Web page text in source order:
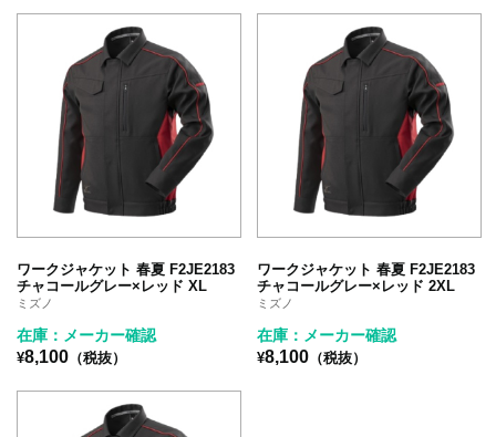
ワークジャケット 春夏 F2JE2183
チャコールグレー×レッド XL
ミズノ
在庫：メーカー確認
¥8,100 （税抜）
ワークジャケット 春夏 F2JE2183
チャコールグレー×レッド 2XL
ミズノ
在庫：メーカー確認
¥8,100 （税抜）